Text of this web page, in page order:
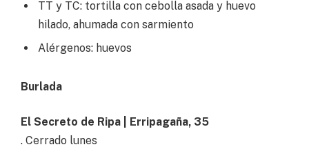
TT y TC: tortilla con cebolla asada y huevo
hilado, ahumada con sarmiento
Alérgenos: huevos
Burlada
El Secreto de Ripa | Erripagaña, 35
. Cerrado lunes